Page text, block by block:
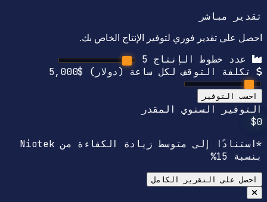
تقدير مباشر
احصل على تقدير فوري لتوفير الإنتاج الخاص بك.
عدد خطوط الإنتاج 5
تكلفة التوقف لكل ساعة (دولار) $5,000
احسب التوفير
التوفير السنوي المقدر
$0
*استنادًا إلى متوسط زيادة الكفاءة من Niotek
بنسبة 15%
احصل على التقرير الكامل